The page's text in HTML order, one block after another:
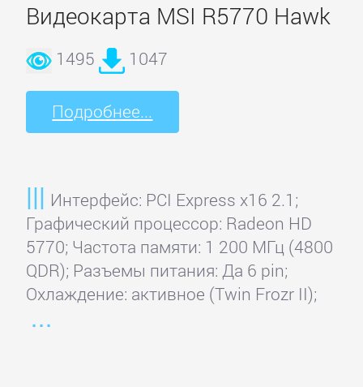
Видеокарта MSI R5770 Hawk
1495 1047
Подробнее...
Интерфейс: PCI Express x16 2.1;
Графический процессор: Radeon HD
5770; Частота памяти: 1 200 МГц (4800
QDR); Разъемы питания: Да 6 pin;
Охлаждение: активное (Twin Frozr II);